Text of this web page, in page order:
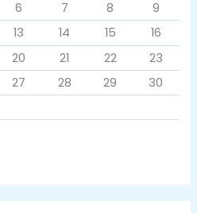
6 7 8
9
13 14 15
16
20 21 22
23
27 28 29
30